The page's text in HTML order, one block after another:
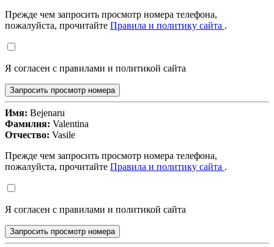
Прежде чем запросить просмотр номера телефона,
пожалуйста, прочитайте Правила и политику сайта .
Я согласен с правилами и политикой сайта
Запросить просмотр номера
Имя: Bejenaru
Фамилия: Valentina
Отчество: Vasile
Прежде чем запросить просмотр номера телефона,
пожалуйста, прочитайте Правила и политику сайта .
Я согласен с правилами и политикой сайта
Запросить просмотр номера